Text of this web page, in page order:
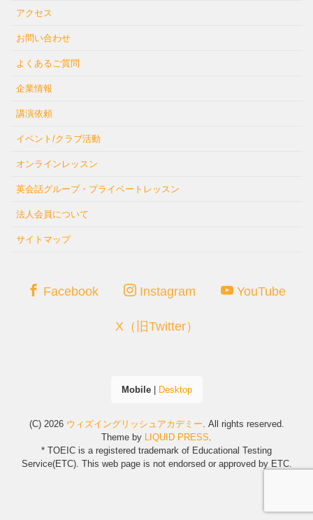
アクセス
お問い合わせ
よくあるご質問
企業情報
講演依頼
イベント/クラブ活動
オンラインレッスン
英会話グループ・プライベートレッスン
法人会員について
サイトマップ
Facebook Instagram YouTube
X（旧Twitter）
Mobile| Desktop
(C) 2026 ウィズイングリッシュアカデミー . All rights reserved.
Theme by
LIQUID PRESS
* TOEIC is a registered trademark of Educational Testing
Service(ETC). This web page is not endorsed or approved by ETC.